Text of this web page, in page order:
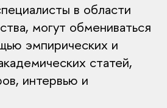
в области
могут обмениваться
эмпирических и
статей,
интервью и